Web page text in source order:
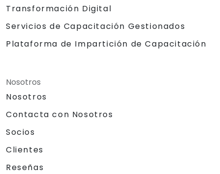
Transformación Digital
Servicios de Capacitación Gestionados
Plataforma de Impartición de Capacitación
Nosotros
Nosotros
Contacta con Nosotros
Socios
Clientes
Reseñas